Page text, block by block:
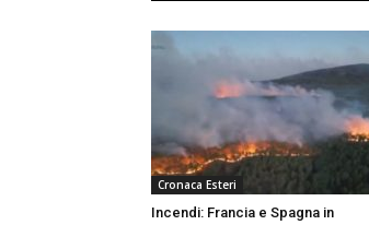
Cronaca Esteri
Incendi: Francia e Spagna in